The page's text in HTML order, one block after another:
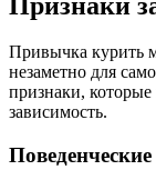
Привычка курить
незаметно для
признаки,
зависимость.